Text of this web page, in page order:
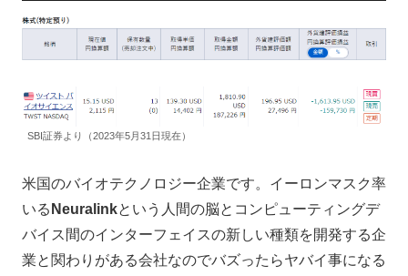
SBI証券より（2023年5月31日現在）
米国のバイオテクノロジー企業です。イーロンマスク率
いる Neuralinkという人間の脳とコンピューティングデ
バイス間のインターフェイスの新しい種類を開発する企
業と関わりがある会社なのでバズったらヤバイ事になる